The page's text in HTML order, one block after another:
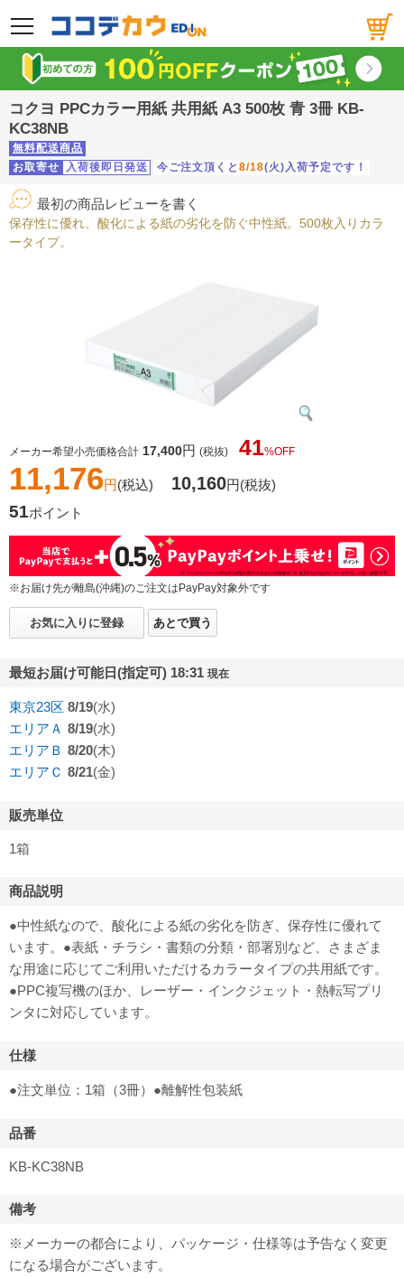
メニュー
コクヨ PPCカラー用紙 共用紙 A3 500枚 青 3冊 KB-
KC38NB
無料配送商品
お取寄せ
入荷後即日発送 今ご注文頂くと 8/18(火)入荷予定です！
最初の商品レビューを書く
保存性に優れ、酸化による紙の劣化を防ぐ中性紙。500枚入りカラ
ータイプ。
メーカー希望小売価格合計 17,400円 (税抜) 41%OFF
11,176円(税込) 10,160円(税抜)
51ポイント
※お届け先が離島(沖縄)のご注文はPayPay対象外です
お気に入りに登録 あとで買う
最短お届け可能日(指定可) 18:31 現在
東京23区 8/19(水)
エリアＡ 8/19(水)
エリアＢ 8/20(木)
エリアＣ 8/21(金)
販売単位
1箱
商品説明
●中性紙なので、酸化による紙の劣化を防ぎ、保存性に優れて
います。●表紙・チラシ・書類の分類・部署別など、さまざま
な用途に応じてご利用いただけるカラータイプの共用紙です。
●PPC複写機のほか、レーザー・インクジェット・熱転写プリ
ンタに対応しています。
仕様
●注文単位：1箱（3冊）●離解性包装紙
品番
KB-KC38NB
備考
※メーカーの都合により、パッケージ・仕様等は予告なく変更
になる場合がございます。